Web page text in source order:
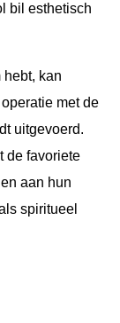
bil esthetisch
kan
met de
uitgevoerd.
de favoriete
aan hun
spiritueel